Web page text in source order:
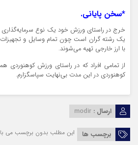
*سخن پایانی.
خرج در راستای ورزش خود یک نوع سرمایه‌گذاری
یک رشته گران است چون تمام وسایل و
با ارز خارجی تهیه می‌شوند.
از تمامی افراد که در راستای ورزش کوهنوردی
کوهنوردی در این مدت بی‌نهایت سپاسگزارم.
ارسال : modir
برچسب ها این مطلب بدون برچسب می